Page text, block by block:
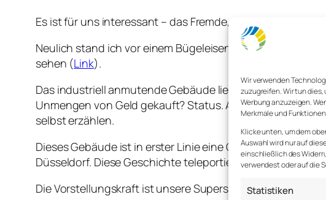
Wir verwenden
zuzugreifen. Wir tun
Werbung anzuzeigen.
Merkmale und
Klicke unten, um dem
Auswahl wird nur auf
einschließlich des
verwendest oder auf die
Statistiken
Es ist für uns interessant – das Fremde, das
Neulich stand ich vor einem Bügeleisengebäude – (engl.
sehen (Link).
Das industriell anmutende Gebäude liegt zentral, hat
Unmengen von Geld gekauft? Status. Ansehen. Gefühl.
selbst erzählen.
Dieses Gebäude ist in erster Linie eine Geschichte, die
Düsseldorf. Diese Geschichte teleportiert uns in
Die Vorstellungskraft ist unsere Superstärke.